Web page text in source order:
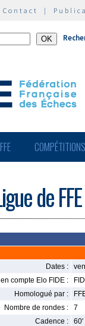
Contact |
FFE COMPÉTITIONS
de FFE
Dates :
compte Elo FIDE :
Homologué par :
Nombre de rondes :
7
Cadence :
60'